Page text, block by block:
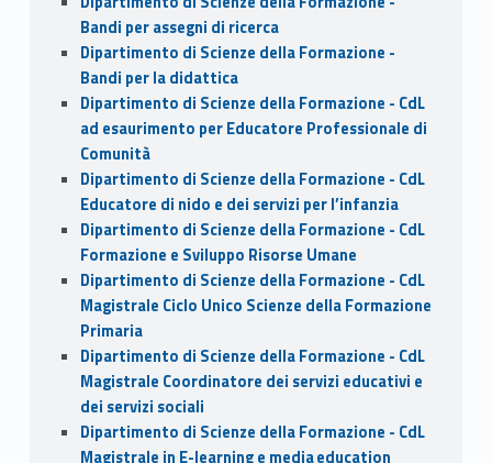
Bandi per assegni di ricerca
Dipartimento di Scienze della Formazione -
Bandi per la didattica
Dipartimento di Scienze della Formazione - CdL
ad esaurimento per Educatore Professionale di
Comunità
Dipartimento di Scienze della Formazione - CdL
Educatore di nido e dei servizi per l’infanzia
Dipartimento di Scienze della Formazione - CdL
Formazione e Sviluppo Risorse Umane
Dipartimento di Scienze della Formazione - CdL
Magistrale Ciclo Unico Scienze della Formazione
Primaria
Dipartimento di Scienze della Formazione - CdL
Magistrale Coordinatore dei servizi educativi e
dei servizi sociali
Dipartimento di Scienze della Formazione - CdL
Magistrale in E-learning e media education